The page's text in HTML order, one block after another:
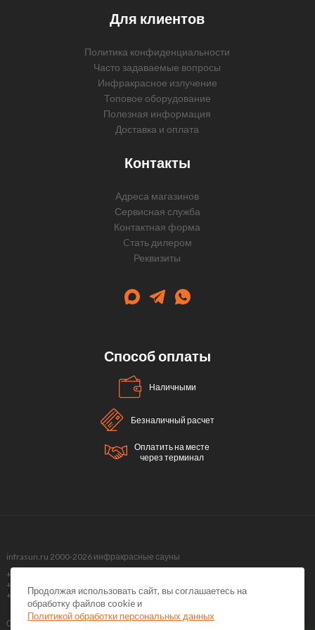
Для клиентов
Политика конфиденциальности
Часто задаваемые вопросы
Инфракрасное излучение
Топовое оборудование
Полезная информация
Доставка и оплата
Контакты
Адреса магазинов
Сервисная служба
Контактная форма
Cтать дилером
Реквизиты
Способ оплаты
Наличными
Безналичный расчет
Оплатить на месте
через терминал
infrasun.ru 2000-2026 инфракрасные сауны
+7 (499) 495-40-51,
+7 (499) 288-09-98 ,
+7 (495) 374-51-40
Обращаем Ваше внимание на то, что данный интернет-сайт носит
Продолжая использовать сайт, вы соглашаетесь на
обработку файлов cookie и
Политикой обработки персональных данных